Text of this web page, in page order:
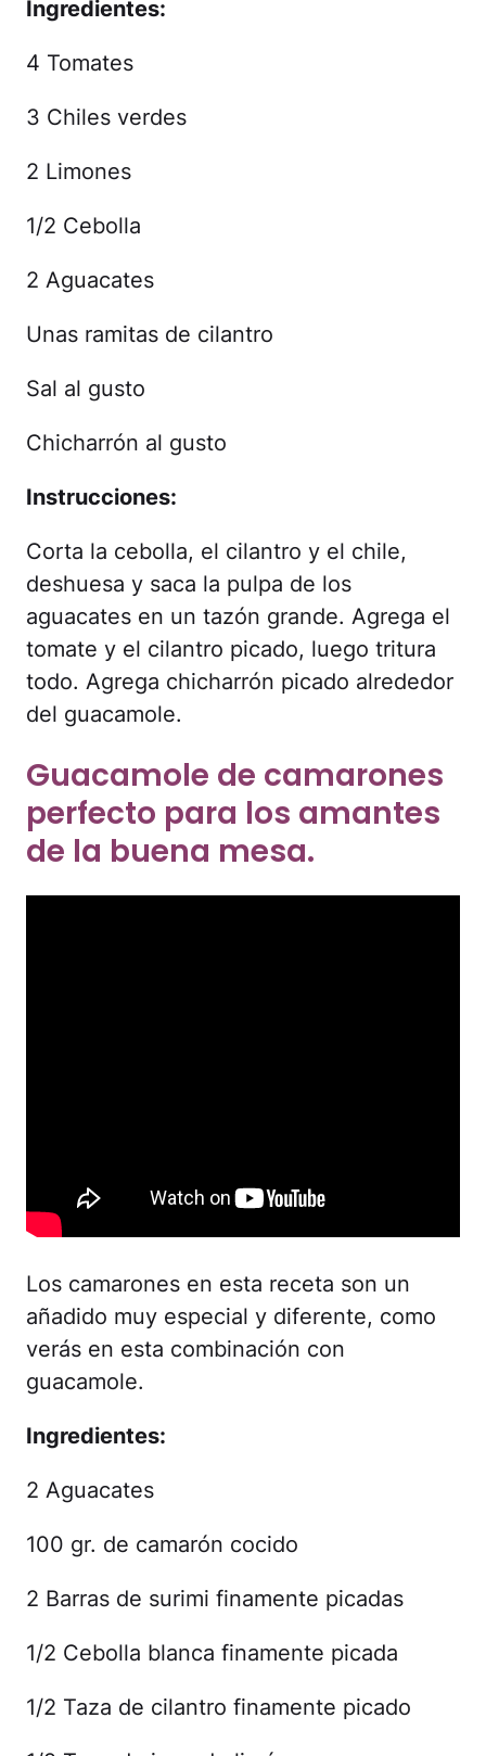
Ingredientes:
4 Tomates
3 Chiles verdes
2 Limones
1/2 Cebolla
2 Aguacates
Unas ramitas de cilantro
Sal al gusto
Chicharrón al gusto
Instrucciones:
Corta la cebolla, el cilantro y el chile,
deshuesa y saca la pulpa de los
aguacates en un tazón grande. Agrega el
tomate y el cilantro picado, luego tritura
todo. Agrega chicharrón picado alrededor
del guacamole.
Guacamole de camarones
perfecto para los amantes
de la buena mesa.
Los camarones en esta receta son un
añadido muy especial y diferente, como
verás en esta combinación con
guacamole.
Ingredientes:
2 Aguacates
100 gr. de camarón cocido
2 Barras de surimi finamente picadas
1/2 Cebolla blanca finamente picada
1/2 Taza de cilantro finamente picado